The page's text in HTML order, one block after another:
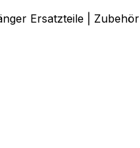
Ersatzteile | Zubehör